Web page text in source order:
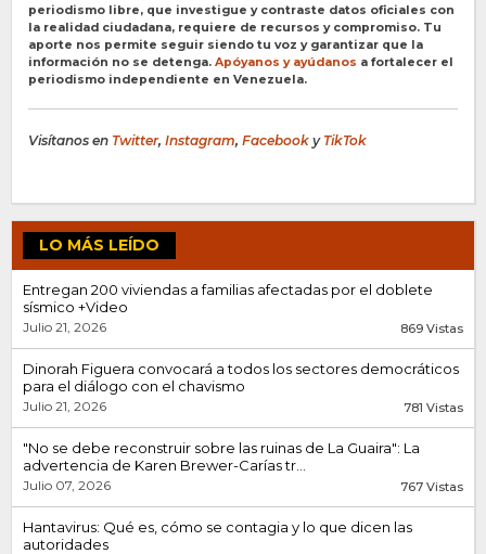
periodismo libre, que investigue y contraste datos oficiales con
la realidad ciudadana, requiere de recursos y compromiso. Tu
aporte nos permite seguir siendo tu voz y garantizar que la
información no se detenga. Apóyanos y ayúdanos a fortalecer el
periodismo independiente en Venezuela.
Visítanos en Twitter, Instagram, Facebook y TikTok
LO MÁS LEÍDO
Entregan 200 viviendas a familias afectadas por el doblete
sísmico +Video
Julio 21, 2026 869 Vistas
Dinorah Figuera convocará a todos los sectores democráticos
para el diálogo con el chavismo
Julio 21, 2026 781 Vistas
"No se debe reconstruir sobre las ruinas de La Guaira": La
advertencia de Karen Brewer-Carías tr...
Julio 07, 2026 767 Vistas
Hantavirus: Qué es, cómo se contagia y lo que dicen las
autoridades